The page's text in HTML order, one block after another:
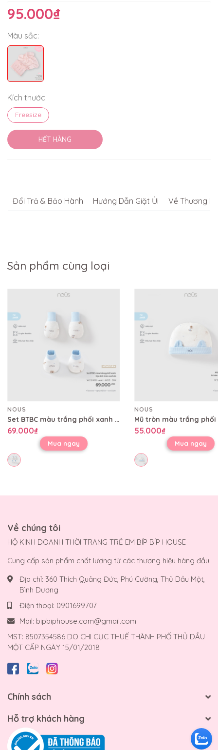
95.000₫
Màu sắc:
Kích thước:
Freesize
HẾT HÀNG
Đổi Trả & Bảo Hành Hướng Dẫn Giặt Ủi Về Thương
Sản phẩm cùng loại
NOUS
Set BTBC màu trắng phối xanh họa tiết mèo sao hỏa
69.000₫
Mua ngay
NOUS
55.000₫
Mua ngay
Về chúng tôi
HỘ KINH DOANH THỜI TRANG TRẺ EM BÍP BÍP HOUSE
Cung cấp sản phẩm chất lượng từ các thương hiệu hàng đầu.
Địa chỉ: 360 Thích Quảng Đức, Phú Cường, Thủ Dầu Một,
Bình Dương
Điện thoại: 0901699707
Mail: bipbiphouse.com@gmail.com
MST: 8507354586 DO CHI CỤC THUẾ THÀNH PHỐ THỦ DẦU
MỘT CẤP NGÀY 15/01/2018
Chính sách
Hỗ trợ khách hàng